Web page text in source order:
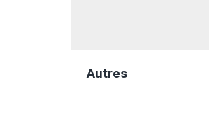
Autres